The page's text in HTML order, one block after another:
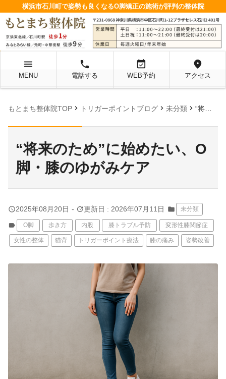
横浜市石川町で姿勢も良くなるO脚矯正の施術が評判の整体院
menu
MENU
local_phone
電話する
event_available
WEB予約
location_on
アクセス
もとまち整体院TOP chevron_right トリガーポイントブログ chevron_right 未分類 chevron_right “将来のため”に始めたい、O脚・膝のゆがみケア
“将来のため”に始めたい、O
脚・膝のゆがみケア
query_builder2025年08月20日 - update更新日 : 2026年07月11日 folder 未分類
label O脚 歩き方 内股 膝トラブル予防 変形性膝関節症
女性の整体 猫背 トリガーポイント療法 膝の痛み 姿勢改善